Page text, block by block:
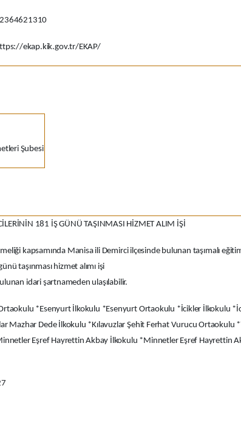
ekap.kik.gov.tr/EKAP/
Şubesi
181 İŞ GÜNÜ TAŞINMASI HİZMET ALIM İŞİ
kapsamında Manisa ili Demirci ilçesinde bulunan taşımalı
taşınması hizmet alımı işi
idari şartnameden ulaşılabilir.
*Esenyurt İlkokulu *Esenyurt Ortaokulu *İcikler İlkokulu
Mazhar Dede İlkokulu *Kılavuzlar Şehit Ferhat Vurucu Ortaokulu
Eşref Hayrettin Akbay İlkokulu *Minnetler Eşref Hayrettin